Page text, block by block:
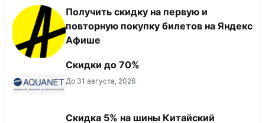
Получить скидку на первую и
повторную покупку билетов на Яндекс
Афише
Скидки до 70%
До 31 августа, 2026
​Скидка 5% на шины Китайский